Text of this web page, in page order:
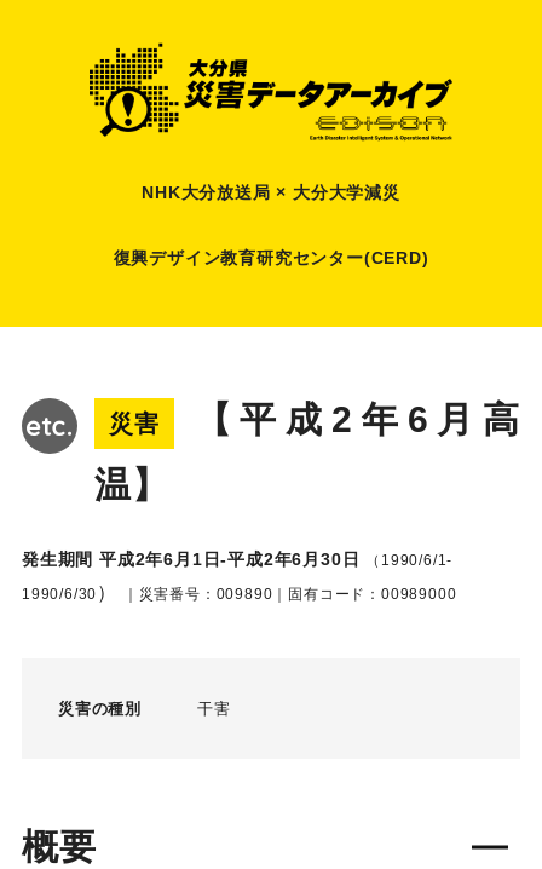
NHK大分放送局 × 大分大学減災
復興デザイン教育研究センター(CERD)
災害
【平成2年6月高
温】
発生期間 平成2年6月1日-平成2年6月30日
（1990/6/1-
1990/6/30 ） ｜災害番号：009890｜固有コード：00989000
災害の種別 干害
概要